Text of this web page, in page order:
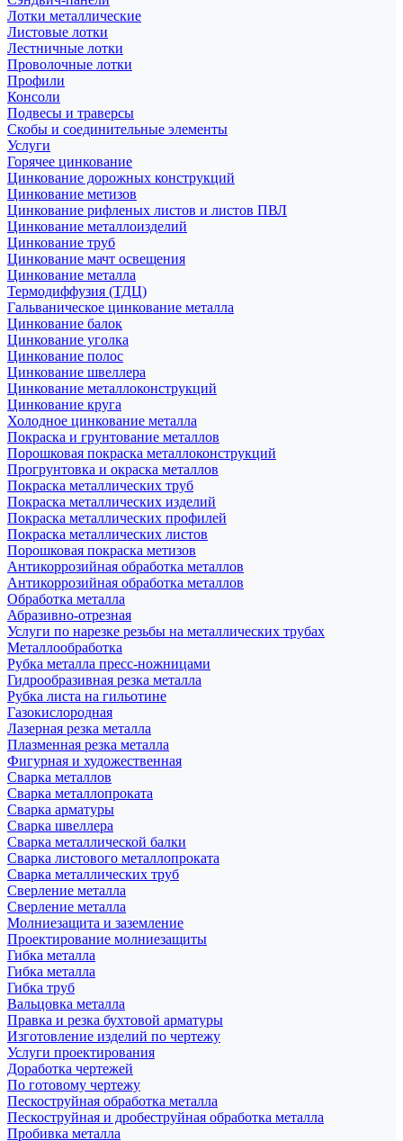
Лотки металлические
Листовые лотки
Лестничные лотки
Проволочные лотки
Профили
Консоли
Подвесы и траверсы
Скобы и соединительные элементы
Услуги
Горячее цинкование
Цинкование дорожных конструкций
Цинкование метизов
Цинкование рифленых листов и листов ПВЛ
Цинкование металлоизделий
Цинкование труб
Цинкование мачт освещения
Цинкование металла
Термодиффузия (ТДЦ)
Гальваническое цинкование металла
Цинкование балок
Цинкование уголка
Цинкование полос
Цинкование швеллера
Цинкование металлоконструкций
Цинкование круга
Холодное цинкование металла
Покраска и грунтование металлов
Порошковая покраска металлоконструкций
Прогрунтовка и окраска металлов
Покраска металлических труб
Покраска металлических изделий
Покраска металлических профилей
Покраска металлических листов
Порошковая покраска метизов
Антикоррозийная обработка металлов
Антикоррозийная обработка металлов
Обработка металла
Абразивно-отрезная
Услуги по нарезке резьбы на металлических трубах
Металлообработка
Рубка металла пресс-ножницами
Гидрообразивная резка металла
Рубка листа на гильотине
Газокислородная
Лазерная резка металла
Плазменная резка металла
Фигурная и художественная
Сварка металлов
Сварка металлопроката
Сварка арматуры
Сварка швеллера
Сварка металлической балки
Сварка листового металлопроката
Сварка металлических труб
Сверление металла
Сверление металла
Молниезащита и заземление
Проектирование молниезащиты
Гибка металла
Гибка металла
Гибка труб
Вальцовка металла
Правка и резка бухтовой арматуры
Изготовление изделий по чертежу
Услуги проектирования
Доработка чертежей
По готовому чертежу
Пескоструйная обработка металла
Пескоструйная и дробеструйная обработка металла
Пробивка металла